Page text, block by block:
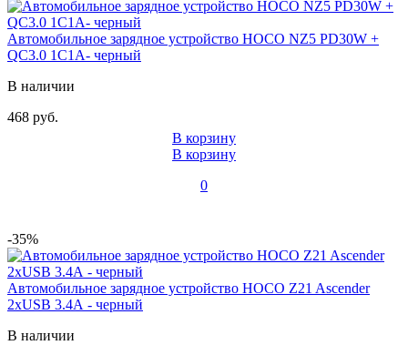
Автомобильное зарядное устройство HOCO NZ5 PD30W +
QC3.0 1C1A- черный
В наличии
468 руб.
В корзину
В корзину
0
-35%
Автомобильное зарядное устройство HOCO Z21 Ascender
2xUSB 3.4А - черный
В наличии